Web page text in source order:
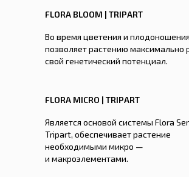
FLORA BLOOM | TRIPART
Во время цветения и плодоношения
позволяет растению максимально
свой генетический потенциал.
FLORA MICRO | TRIPART
Является основой системы Flora
Tripart, обеспечивает растение
необходимыми микро —
и макроэлементами.